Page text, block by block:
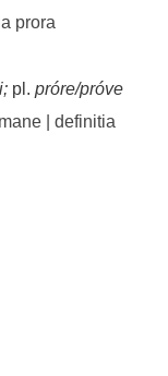
prora
;pl. próre/próve
| definitia